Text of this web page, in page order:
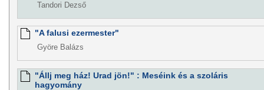
Tandori Dezső
"A falusi ezermester"
Györe Balázs
"Állj meg ház! Urad jön!" : Meséink és a szoláris
hagyomány